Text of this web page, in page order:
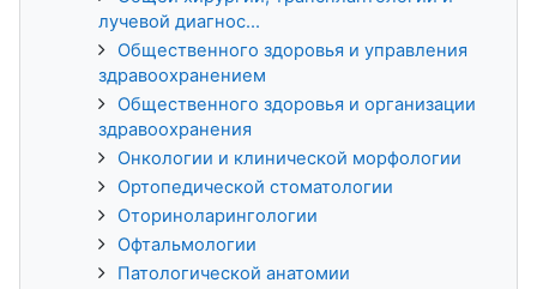
лучевой диагнос...
Общественного здоровья и управления
здравоохранением
Общественного здоровья и организации
здравоохранения
Онкологии и клинической морфологии
Ортопедической стоматологии
Оториноларингологии
Офтальмологии
Патологической анатомии